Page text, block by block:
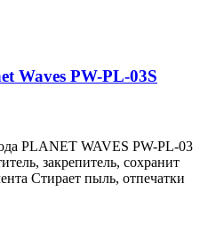
Waves PW-PL-03S
PLANET WAVES PW-PL-03
закрепитель, сохранит
Стирает пыль, отпечатки